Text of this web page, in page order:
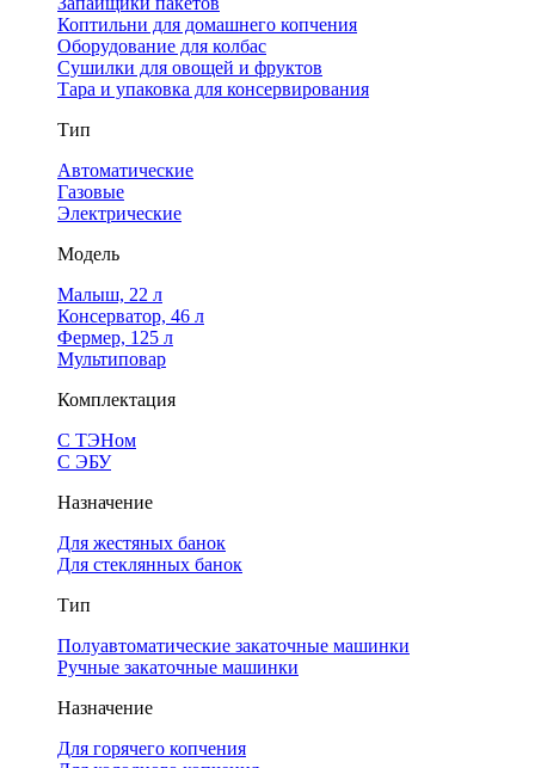
Коптильни для домашнего копчения
Оборудование для колбас
Сушилки для овощей и фруктов
Тара и упаковка для консервирования
Тип
Автоматические
Газовые
Электрические
Модель
Малыш, 22 л
Консерватор, 46 л
Фермер, 125 л
Мультиповар
Комплектация
С ТЭНом
С ЭБУ
Назначение
Для жестяных банок
Для стеклянных банок
Тип
Полуавтоматические закаточные машинки
Ручные закаточные машинки
Назначение
Для горячего копчения